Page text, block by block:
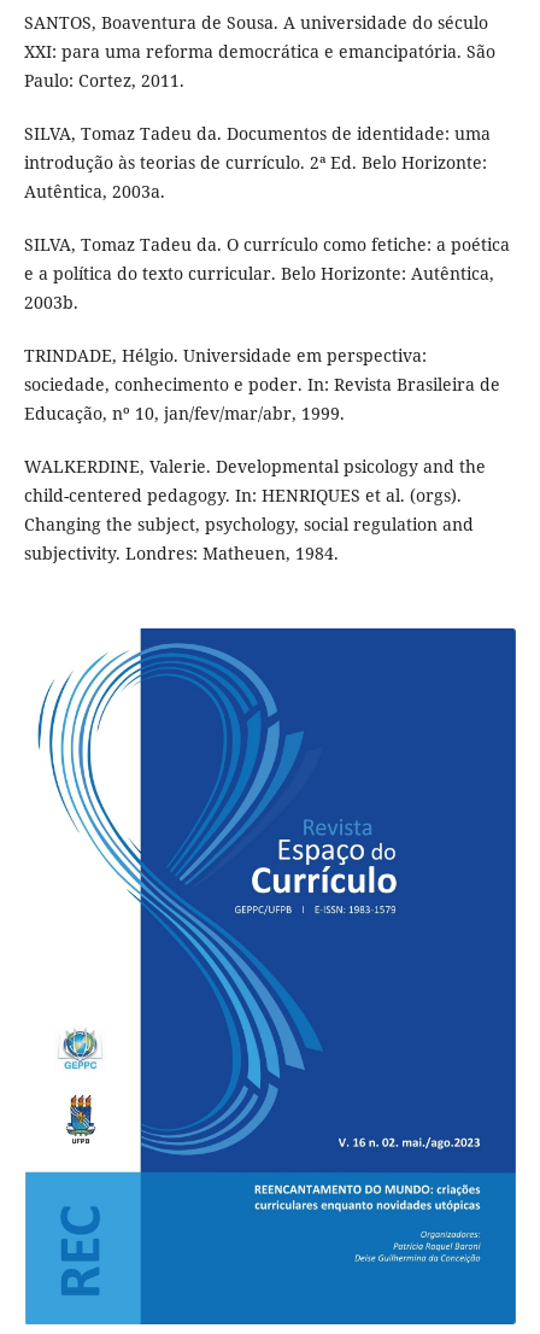
SANTOS, Boaventura de Sousa. A universidade do século
XXI: para uma reforma democrática e emancipatória. São
Paulo: Cortez, 2011.
SILVA, Tomaz Tadeu da. Documentos de identidade: uma
introdução às teorias de currículo. 2ª Ed. Belo Horizonte:
Autêntica, 2003a.
SILVA, Tomaz Tadeu da. O currículo como fetiche: a poética
e a política do texto curricular. Belo Horizonte: Autêntica,
2003b.
TRINDADE, Hélgio. Universidade em perspectiva:
sociedade, conhecimento e poder. In: Revista Brasileira de
Educação, nº 10, jan/fev/mar/abr, 1999.
WALKERDINE, Valerie. Developmental psicology and the
child-centered pedagogy. In: HENRIQUES et al. (orgs).
Changing the subject, psychology, social regulation and
subjectivity. Londres: Matheuen, 1984.